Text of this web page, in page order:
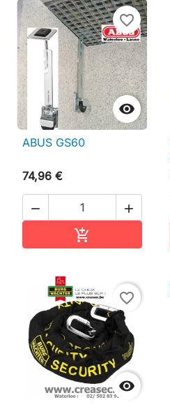

favorite_border
ABUS GS60
74,96 €
 


favorite_border